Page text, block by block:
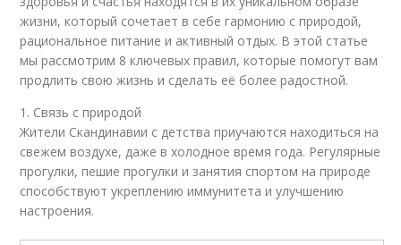
жизни, который сочетает в себе гармонию с природой,
рациональное питание и активный отдых. В этой статье
мы рассмотрим 8 ключевых правил, которые помогут вам
продлить свою жизнь и сделать её более радостной.
1. Связь с природой
Жители Скандинавии с детства приучаются находиться на
свежем воздухе, даже в холодное время года. Регулярные
прогулки, пешие прогулки и занятия спортом на природе
способствуют укреплению иммунитета и улучшению
настроения.